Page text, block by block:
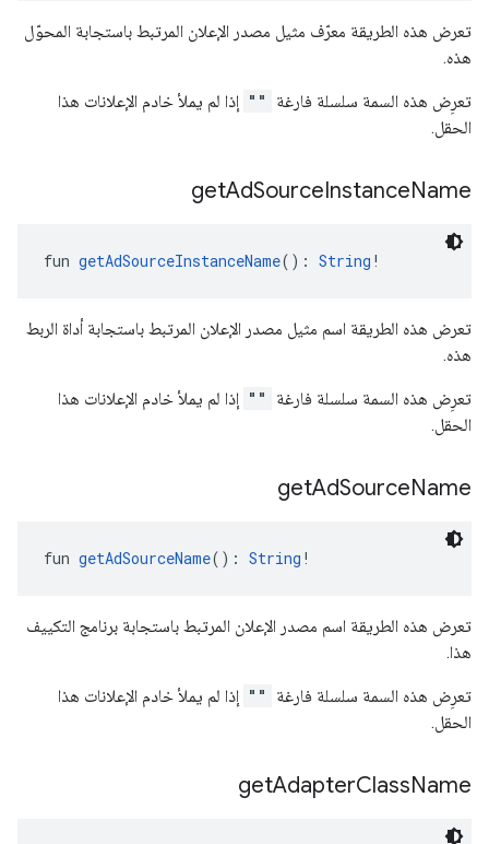
تعرض هذه الطريقة معرّف مثيل مصدر الإعلان المرتبط باستجابة المحوّل
هذه.
تعرِض هذه السمة سلسلة فارغة "" إذا لم يملأ خادم الإعلانات هذا
الحقل.
getAdSourceInstanceName
fun getAdSourceInstanceName(): String !
تعرض هذه الطريقة اسم مثيل مصدر الإعلان المرتبط باستجابة أداة الربط
هذه.
تعرِض هذه السمة سلسلة فارغة "" إذا لم يملأ خادم الإعلانات هذا
الحقل.
getAdSourceName
fun getAdSourceName(): String !
تعرض هذه الطريقة اسم مصدر الإعلان المرتبط باستجابة برنامج التكييف
هذا.
تعرِض هذه السمة سلسلة فارغة "" إذا لم يملأ خادم الإعلانات هذا
الحقل.
getAdapterClassName